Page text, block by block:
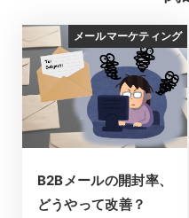
メールマーケティング
B2Bメールの開封率、
どうやって改善？